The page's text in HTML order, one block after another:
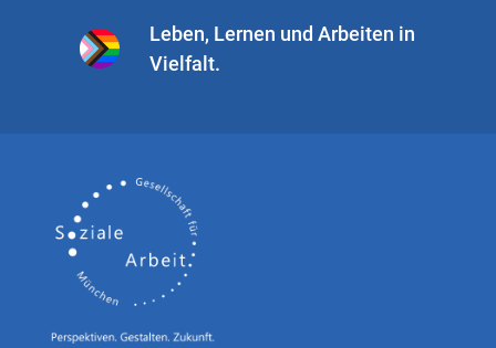
Leben, Lernen und Arbeiten in
Vielfalt.